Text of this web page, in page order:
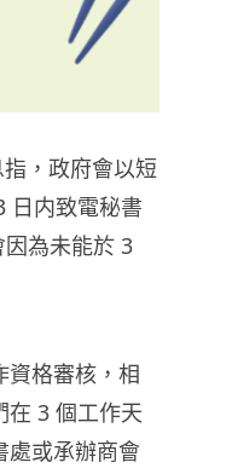
，政府會以短
日内致電秘書
為未能於 3
資格審核，相
在 3 個工作天
處或承辦商會